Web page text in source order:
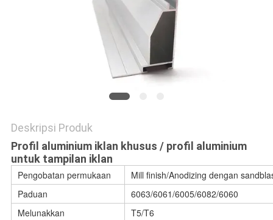
Deskripsi Produk
Profil aluminium iklan khusus / profil aluminium
untuk tampilan iklan
Pengobatan permukaan
Mill finish/Anodizing dengan
Paduan
6063/6061/6005/6082/6060
Melunakkan
T5/T6